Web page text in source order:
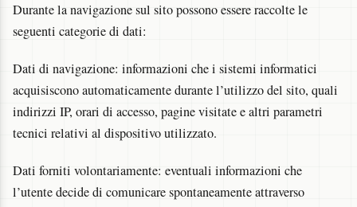
Durante la navigazione sul sito possono essere raccolte le
seguenti categorie di dati:
Dati di navigazione: informazioni che i sistemi informatici
acquisiscono automaticamente durante l’utilizzo del sito, quali
indirizzi IP, orari di accesso, pagine visitate e altri parametri
tecnici relativi al dispositivo utilizzato.
Dati forniti volontariamente: eventuali informazioni che
l’utente decide di comunicare spontaneamente attraverso